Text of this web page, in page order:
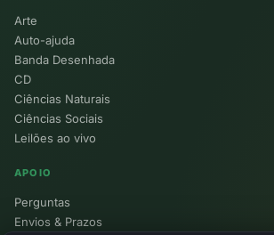
Arte
Auto-ajuda
Banda Desenhada
CD
Ciências Naturais
Ciências Sociais
Leilões ao vivo
APOIO
Perguntas
Envios & Prazos